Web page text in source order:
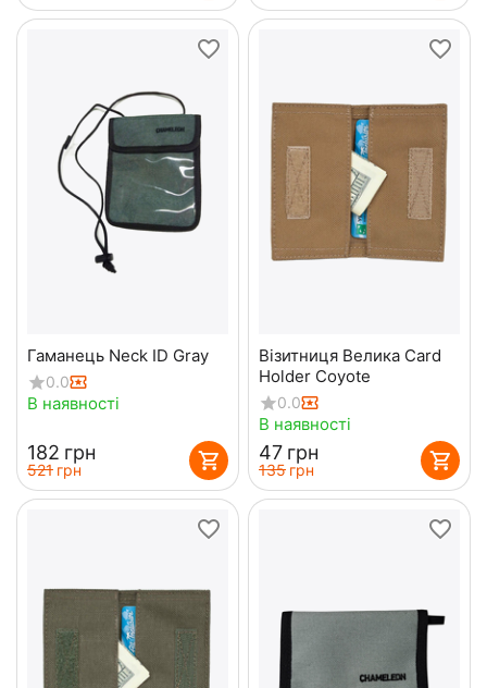
Гаманець Neck ID Gray
0.0
В наявності
‍182‍ грн
‍521‍ грн
Візитниця Велика Card
Holder Coyote
0.0
В наявності
‍47‍ грн
‍135‍ грн